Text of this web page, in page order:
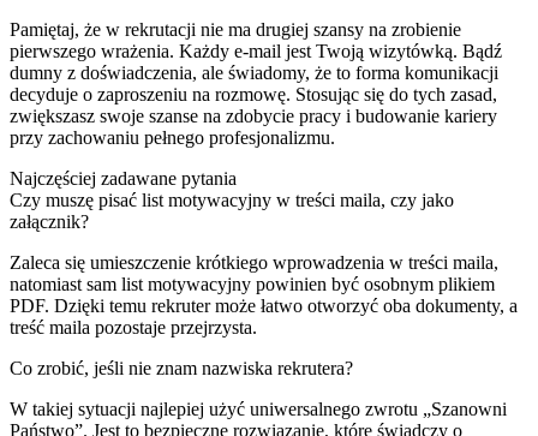
Pamiętaj, że w rekrutacji nie ma drugiej szansy na zrobienie
pierwszego wrażenia. Każdy e-mail jest Twoją wizytówką. Bądź
dumny z doświadczenia, ale świadomy, że to forma komunikacji
decyduje o zaproszeniu na rozmowę. Stosując się do tych zasad,
zwiększasz swoje szanse na zdobycie pracy i budowanie kariery
przy zachowaniu pełnego profesjonalizmu.
Najczęściej zadawane pytania
Czy muszę pisać list motywacyjny w treści maila, czy jako
załącznik?
Zaleca się umieszczenie krótkiego wprowadzenia w treści maila,
natomiast sam list motywacyjny powinien być osobnym plikiem
PDF. Dzięki temu rekruter może łatwo otworzyć oba dokumenty, a
treść maila pozostaje przejrzysta.
Co zrobić, jeśli nie znam nazwiska rekrutera?
W takiej sytuacji najlepiej użyć uniwersalnego zwrotu „Szanowni
Państwo”. Jest to bezpieczne rozwiązanie, które świadczy o